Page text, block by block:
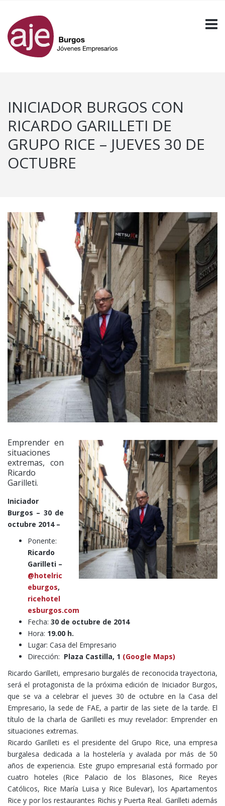
INICIADOR BURGOS CON
RICARDO GARILLETI DE
GRUPO RICE – JUEVES 30 DE
OCTUBRE
Emprender en
situaciones
extremas, con
Ricardo
Garilleti.
Iniciador
Burgos – 30 de
octubre 2014 –
Ponente:
Ricardo
Garilleti –
@hotelric
eburgos,
ricehotel
esburgos.com
Fecha: 30 de octubre de 2014
Hora: 19.00 h.
Lugar: Casa del Empresario
Dirección: Plaza Castilla, 1 (Google Maps)
Ricardo Garilleti, empresario burgalés de reconocida trayectoria,
será el protagonista de la próxima edición de Iniciador Burgos,
que se va a celebrar el jueves 30 de octubre en la Casa del
Empresario, la sede de FAE, a partir de las siete de la tarde. El
título de la charla de Garilleti es muy revelador: Emprender en
situaciones extremas.
Ricardo Garilleti es el presidente del Grupo Rice, una empresa
burgalesa dedicada a la hostelería y avalada por más de 50
años de experiencia. Este grupo empresarial está formado por
cuatro hoteles (Rice Palacio de los Blasones, Rice Reyes
Católicos, Rice María Luisa y Rice Bulevar), los Apartamentos
Rice y por los restaurantes Richis y Puerta Real. Garilleti además